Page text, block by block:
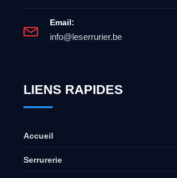
Email:
info@leserrurier.be
LIENS RAPIDES
Accueil
Serrurerie